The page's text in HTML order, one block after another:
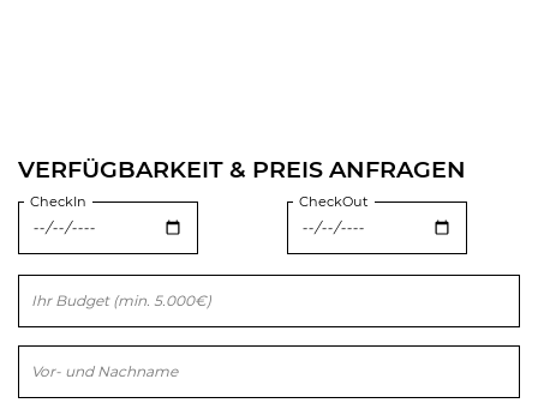
VERFÜGBARKEIT & PREIS ANFRAGEN
CheckIn CheckOut
Bitte lasse dieses Feld leer.